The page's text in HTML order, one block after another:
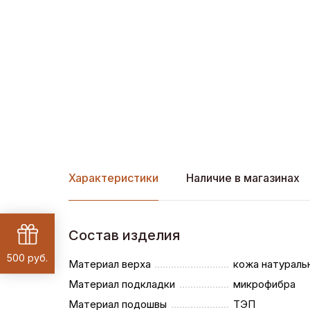
Характеристики Наличие в магазинах
Состав изделия
Материал верха
кожа
Материал подкладки
микрофибра
Материал подошвы
ТЭП
500 руб.